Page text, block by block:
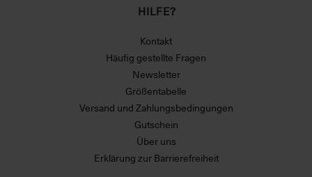
HILFE?
Kontakt
Häufig gestellte Fragen
Newsletter
Größentabelle
Versand und Zahlungsbedingungen
Gutschein
Über uns
Erklärung zur Barrierefreiheit